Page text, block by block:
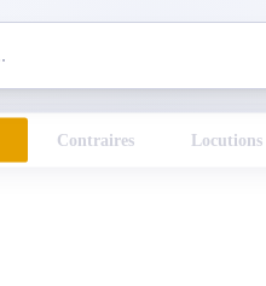
Contraires Locutions